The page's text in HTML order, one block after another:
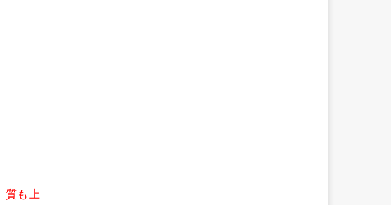
質も上